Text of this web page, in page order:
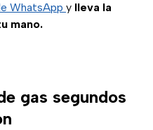
WhatsApp y lleva la
mano.
gas segundos